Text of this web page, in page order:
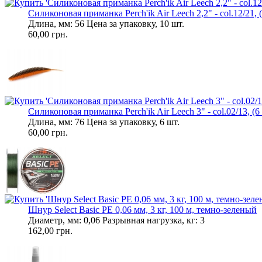
Силиконовая приманка Perch'ik Air Leech 2,2" - col.12/21,
Длина, мм: 56 Цена за упаковку, 10 шт.
60,00 грн.
Силиконовая приманка Perch'ik Air Leech 3" - col.02/13,
Длина, мм: 76 Цена за упаковку, 6 шт.
60,00 грн.
Шнур Select Basic PE 0,06 мм, 3 кг, 100 м, темно-зеленый
Диаметр, мм: 0,06 Разрывная нагрузка, кг: 3
162,00 грн.